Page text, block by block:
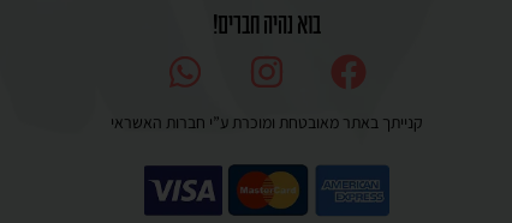
בוא נהיה חברים!
קנייתך באתר מאובטחת ומוכרת ע”י חברות האשראי